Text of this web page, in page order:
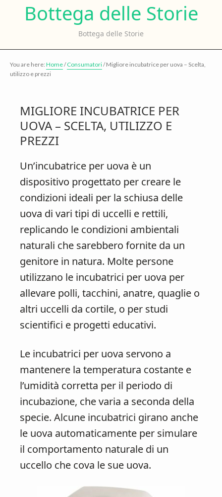
Bottega delle Storie
Bottega delle Storie
You are here: Home/ Consumatori/Migliore incubatrice per uova – Scelta,
utilizzo e prezzi
MIGLIORE INCUBATRICE PER
UOVA – SCELTA, UTILIZZO E
PREZZI
Un’incubatrice per uova è un
dispositivo progettato per creare le
condizioni ideali per la schiusa delle
uova di vari tipi di uccelli e rettili,
replicando le condizioni ambientali
naturali che sarebbero fornite da un
genitore in natura. Molte persone
utilizzano le incubatrici per uova per
allevare polli, tacchini, anatre, quaglie o
altri uccelli da cortile, o per studi
scientifici e progetti educativi.
Le incubatrici per uova servono a
mantenere la temperatura costante e
l’umidità corretta per il periodo di
incubazione, che varia a seconda della
specie. Alcune incubatrici girano anche
le uova automaticamente per simulare
il comportamento naturale di un
uccello che cova le sue uova.